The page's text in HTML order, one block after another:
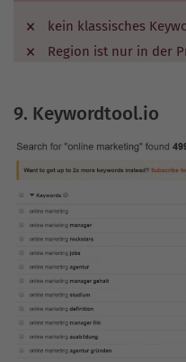
kein klassisches
Region ist nur in der
9. Keywordtool.io